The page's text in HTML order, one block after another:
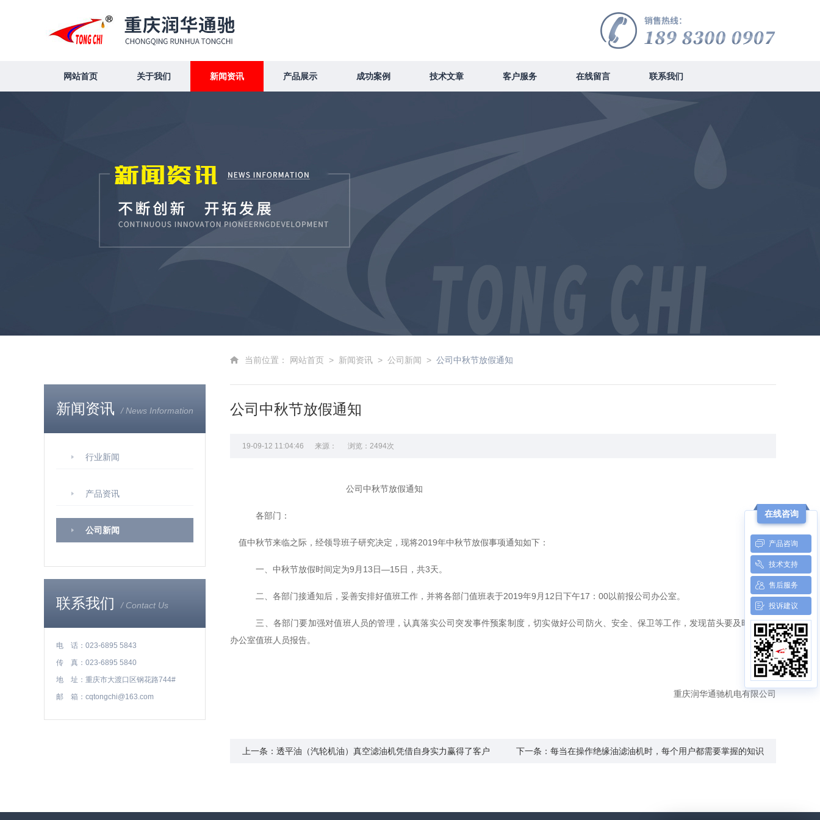
网站首页 关于我们 新闻资讯 产品展示 成功案例 技术文章 客户服务 在线留言 联系我们
新闻资讯 / News Information
行业新闻
产品资讯
公司新闻
联系我们 / Contact Us
电 话：023-6895 5843
传 真：023-6895 5840
地 址：重庆市大渡口区钢花路744#
邮 箱：cqtongchi@163.com
当前位置： 网站首页 > 新闻资讯 > 公司新闻 > 公司中秋节放假通知
公司中秋节放假通知
19-09-12 11:04:46 来源： 浏览：2494次
公司中秋节放假通知
各部门：
值中秋节来临之际，经领导班子研究决定，现将2019年中秋节放假事项通知如下：
一、中秋节放假时间定为9月13日—15日，共3天。
二、各部门接通知后，妥善安排好值班工作，并将各部门值班表于2019年9月12日下午17：00以前报公司办公室。
三、各部门要加强对值班人员的管理，认真落实公司突发事件预案制度，切实做好公司防火、安全、保卫等工作，发现苗头要及时向公司
办公室值班人员报告。
重庆润华通驰机电有限公司
上一条：透平油（汽轮机油）真空滤油机凭借自身实力赢得了客户 下一条：每当在操作绝缘油滤油机时，每个用户都需要掌握的知识
在线咨询
产品咨询
技术支持
售后服务
投诉建议